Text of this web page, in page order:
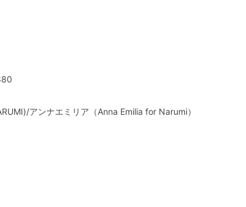
アンナエミリア（Anna Emilia for Narumi）